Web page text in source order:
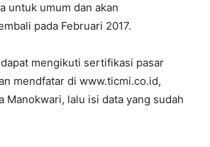
untuk umum dan akan
pada Februari 2017.
mengikuti sertifikasi pasar
mendfatar di www.ticmi.co.id,
Manokwari, lalu isi data yang sudah